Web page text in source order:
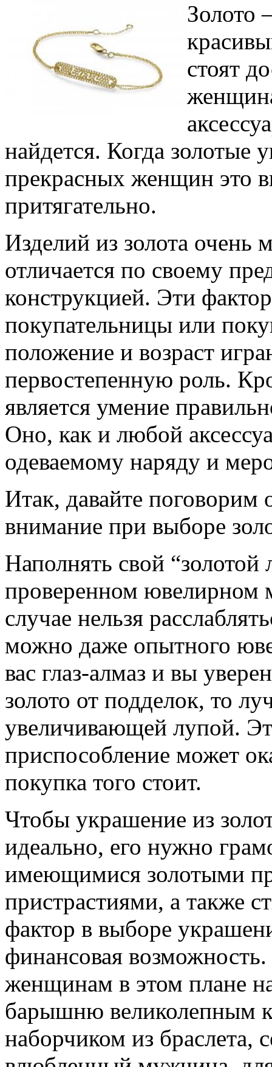
Золото
стоят
найдется. Когда золотые
прекрасных женщин это
притягательно.
Изделий из золота очень
отличается по своему
конструкцией. Эти
покупательницы или
положение и возраст
первостепенную роль.
является умение
Оно, как и любой
одеваемому наряду и
Итак, давайте поговорим
внимание при выборе
Наполнять свой
проверенном ювелирном
случае нельзя
можно даже опытного
вас глаз-алмаз и вы
золото от подделок, то
увеличивающей лупой.
приспособление может
покупка того стоит.
Чтобы украшение из
идеально, его нужно
имеющимися золотыми
пристрастиями, а также
фактор в выборе
финансовая
женщинам в этом плане
барышню великолепным
наборчиком из браслета,